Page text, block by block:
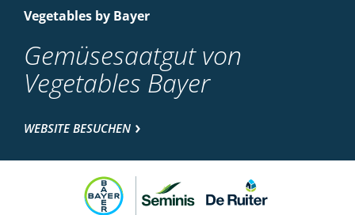
Vegetables by Bayer
Gemüsesaatgut von
Vegetables Bayer
WEBSITE BESUCHEN